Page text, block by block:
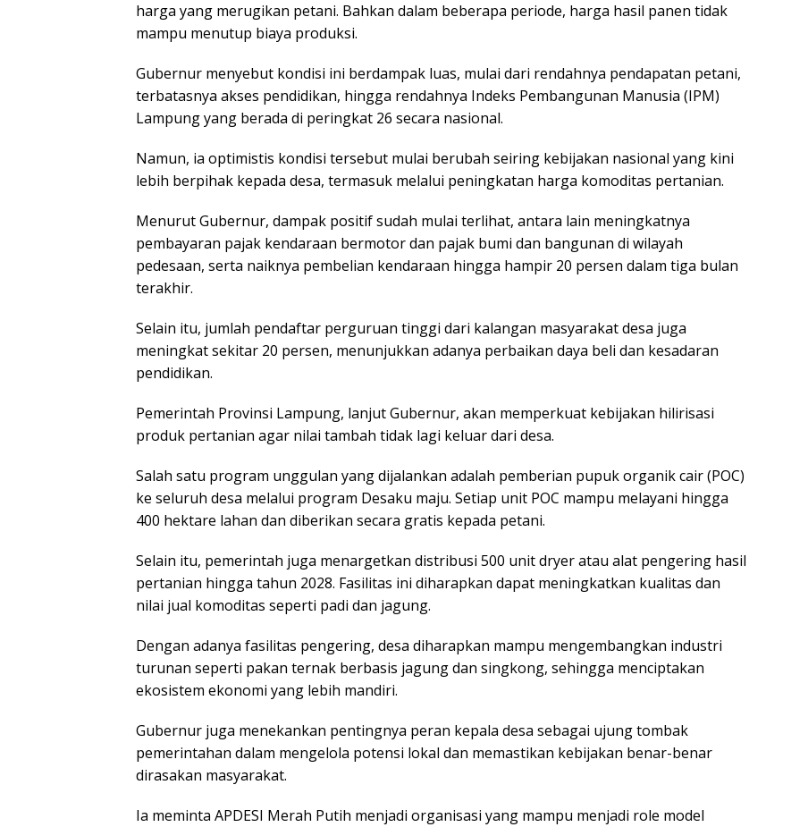
harga yang merugikan petani. Bahkan dalam beberapa periode, harga hasil panen tidak
mampu menutup biaya produksi.
Gubernur menyebut kondisi ini berdampak luas, mulai dari rendahnya pendapatan petani,
terbatasnya akses pendidikan, hingga rendahnya Indeks Pembangunan Manusia (IPM)
Lampung yang berada di peringkat 26 secara nasional.
Namun, ia optimistis kondisi tersebut mulai berubah seiring kebijakan nasional yang kini
lebih berpihak kepada desa, termasuk melalui peningkatan harga komoditas pertanian.
Menurut Gubernur, dampak positif sudah mulai terlihat, antara lain meningkatnya
pembayaran pajak kendaraan bermotor dan pajak bumi dan bangunan di wilayah
pedesaan, serta naiknya pembelian kendaraan hingga hampir 20 persen dalam tiga bulan
terakhir.
Selain itu, jumlah pendaftar perguruan tinggi dari kalangan masyarakat desa juga
meningkat sekitar 20 persen, menunjukkan adanya perbaikan daya beli dan kesadaran
pendidikan.
Pemerintah Provinsi Lampung, lanjut Gubernur, akan memperkuat kebijakan hilirisasi
produk pertanian agar nilai tambah tidak lagi keluar dari desa.
Salah satu program unggulan yang dijalankan adalah pemberian pupuk organik cair (POC)
ke seluruh desa melalui program Desaku maju. Setiap unit POC mampu melayani hingga
400 hektare lahan dan diberikan secara gratis kepada petani.
Selain itu, pemerintah juga menargetkan distribusi 500 unit dryer atau alat pengering hasil
pertanian hingga tahun 2028. Fasilitas ini diharapkan dapat meningkatkan kualitas dan
nilai jual komoditas seperti padi dan jagung.
Dengan adanya fasilitas pengering, desa diharapkan mampu mengembangkan industri
turunan seperti pakan ternak berbasis jagung dan singkong, sehingga menciptakan
ekosistem ekonomi yang lebih mandiri.
Gubernur juga menekankan pentingnya peran kepala desa sebagai ujung tombak
pemerintahan dalam mengelola potensi lokal dan memastikan kebijakan benar-benar
dirasakan masyarakat.
Ia meminta APDESI Merah Putih menjadi organisasi yang mampu menjadi role model